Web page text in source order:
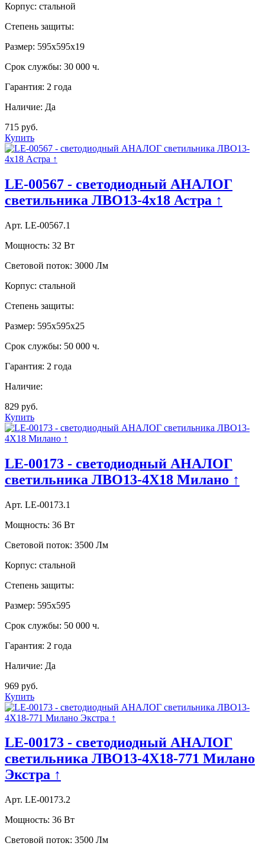
Корпус: стальной
Степень защиты:
Размер: 595х595х19
Срок службы: 30 000 ч.
Гарантия: 2 года
Наличие: Да
715 руб.
Купить
LE-00567 - светодиодный АНАЛОГ
светильника ЛВО13-4х18 Астра ↑
Арт. LE-00567.1
Мощность: 32 Вт
Световой поток: 3000 Лм
Корпус: стальной
Степень защиты:
Размер: 595х595х25
Срок службы: 50 000 ч.
Гарантия: 2 года
Наличие:
829 руб.
Купить
LE-00173 - светодиодный АНАЛОГ
светильника ЛВО13-4Х18 Милано ↑
Арт. LE-00173.1
Мощность: 36 Вт
Световой поток: 3500 Лм
Корпус: стальной
Степень защиты:
Размер: 595х595
Срок службы: 50 000 ч.
Гарантия: 2 года
Наличие: Да
969 руб.
Купить
LE-00173 - светодиодный АНАЛОГ
светильника ЛВО13-4Х18-771 Милано
Экстра ↑
Арт. LE-00173.2
Мощность: 36 Вт
Световой поток: 3500 Лм